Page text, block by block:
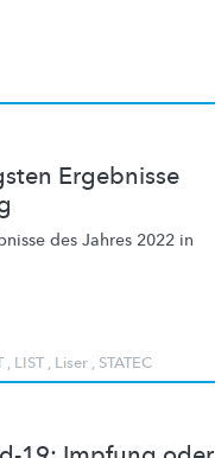
Ergebnisse
des Jahres 2022 in
, LIST, Liser , STATEC